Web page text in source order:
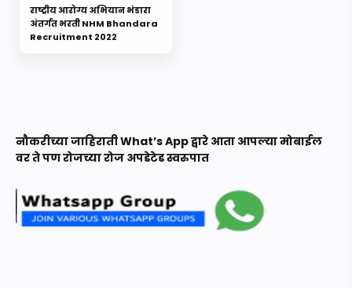
राष्ट्रीय आरोग्य अभियान भंडारा
अंतर्गत भरती NHM Bhandara
Recruitment 2022
नौकरीच्या जाहिराती What’s App द्वारे आता आपल्या मोबाईल
वर ते पण रोजच्या रोज अपडेटेड स्वरुपात